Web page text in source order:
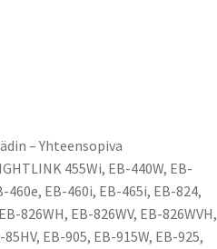
– Yhteensopiva
455Wi, EB-440W, EB-
460e, EB-460i, EB-465i, EB-824,
826WH, EB-826WV, EB-826WVH,
EB-905, EB-915W, EB-925,